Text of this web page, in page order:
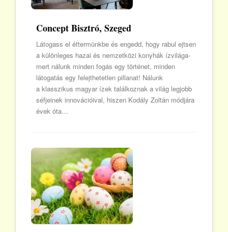
Concept Bisztró, Szeged
Látogass el éttermünkbe és engedd, hogy rabul ejtsen
a különleges hazai és nemzetközi konyhák ízvilága-
mert nálunk minden fogás egy történet, minden
látogatás egy felejthetetlen pillanat! Nálunk
a klasszikus magyar ízek találkoznak a világ legjobb
séfjeinek innovációival, hiszen Kodály Zoltán módjára
évek óta…